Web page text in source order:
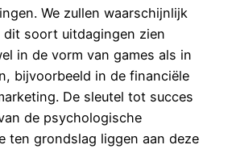
We zullen waarschijnlijk
dit soort uitdagingen zien
in de vorm van games als in
bijvoorbeeld in de financiële
De sleutel tot succes
de psychologische
ten grondslag liggen aan deze